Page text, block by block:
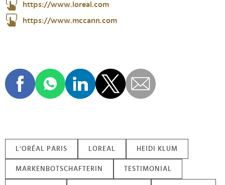
https://www.loreal.com
https://www.mccann.com
L’ORÉAL PARIS LOREAL HEIDI KLUM
MARKENBOTSCHAFTERIN TESTIMONIAL